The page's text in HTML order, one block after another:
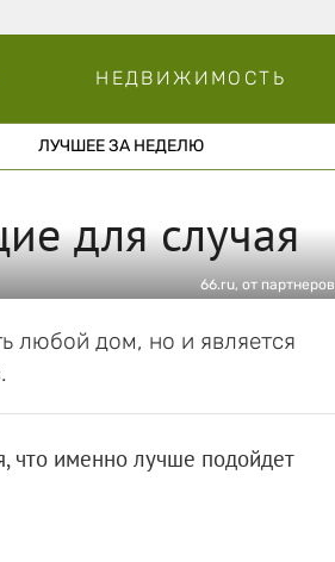
НЕДВИЖИМОСТЬ
ЛУЧШЕЕ ЗА НЕДЕЛЮ
для случая
66.ru, от партнеров
любой дом, но и является
что именно лучше подойдет